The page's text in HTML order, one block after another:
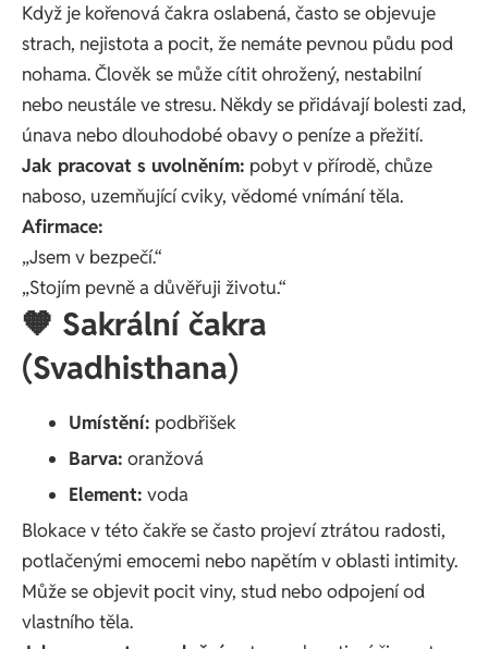
Když je kořenová čakra oslabená, často se objevuje
strach, nejistota a pocit, že nemáte pevnou půdu pod
nohama. Člověk se může cítit ohrožený, nestabilní
nebo neustále ve stresu. Někdy se přidávají bolesti zad,
únava nebo dlouhodobé obavy o peníze a přežití.
Jak pracovat s uvolněním: pobyt v přírodě, chůze
naboso, uzemňující cviky, vědomé vnímání těla.
Afirmace:
„Jsem v bezpečí.“
„Stojím pevně a důvěřuji životu.“
🧡 Sakrální čakra
(Svadhisthana)
Umístění: podbřišek
Barva: oranžová
Element: voda
Blokace v této čakře se často projeví ztrátou radosti,
potlačenými emocemi nebo napětím v oblasti intimity.
Může se objevit pocit viny, stud nebo odpojení od
vlastního těla.